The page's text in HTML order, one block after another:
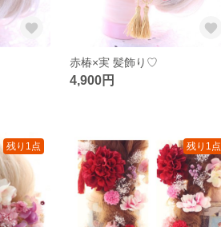
赤椿×実 髪飾り♡
4,900円
残り1点 残り1点